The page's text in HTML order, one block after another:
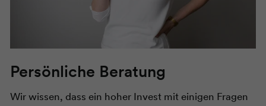
Persönliche Beratung
Wir wissen, dass ein hoher Invest mit einigen Fragen